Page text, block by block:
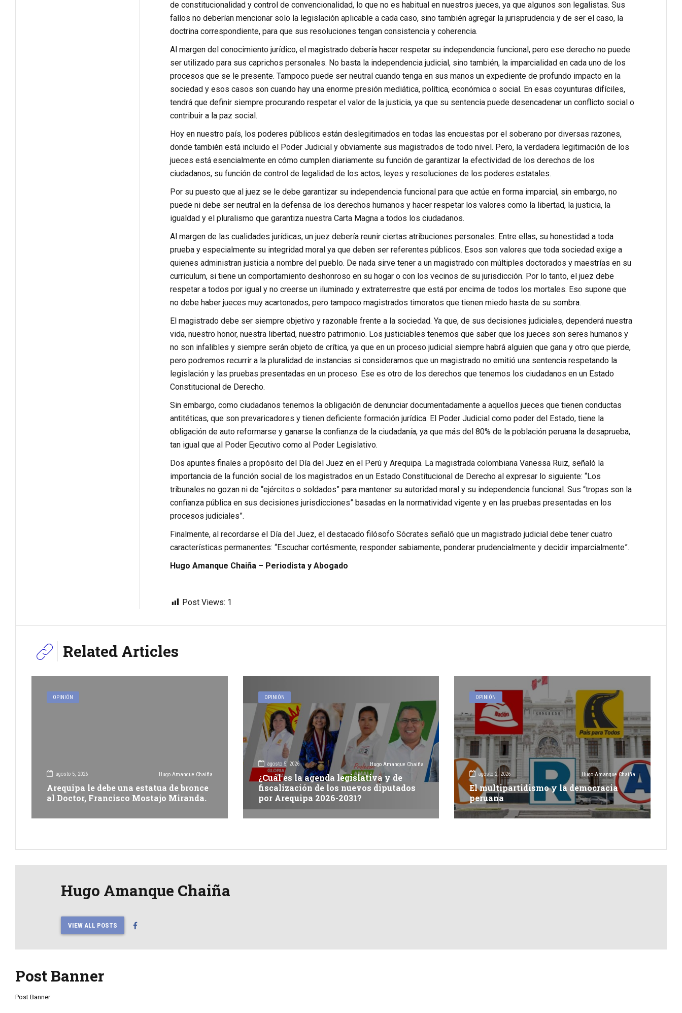
de constitucionalidad y control de convencionalidad, lo que no es habitual en nuestros jueces, ya que algunos son legalistas. Sus
fallos no deberían mencionar solo la legislación aplicable a cada caso, sino también agregar la jurisprudencia y de ser el caso, la
doctrina correspondiente, para que sus resoluciones tengan consistencia y coherencia.
Al margen del conocimiento jurídico, el magistrado debería hacer respetar su independencia funcional, pero ese derecho no puede
ser utilizado para sus caprichos personales. No basta la independencia judicial, sino también, la imparcialidad en cada uno de los
procesos que se le presente. Tampoco puede ser neutral cuando tenga en sus manos un expediente de profundo impacto en la
sociedad y esos casos son cuando hay una enorme presión mediática, política, económica o social. En esas coyunturas difíciles,
tendrá que definir siempre procurando respetar el valor de la justicia, ya que su sentencia puede desencadenar un conflicto social o
contribuir a la paz social.
Hoy en nuestro país, los poderes públicos están deslegitimados en todas las encuestas por el soberano por diversas razones,
donde también está incluido el Poder Judicial y obviamente sus magistrados de todo nivel. Pero, la verdadera legitimación de los
jueces está esencialmente en cómo cumplen diariamente su función de garantizar la efectividad de los derechos de los
ciudadanos, su función de control de legalidad de los actos, leyes y resoluciones de los poderes estatales.
Por su puesto que al juez se le debe garantizar su independencia funcional para que actúe en forma imparcial, sin embargo, no
puede ni debe ser neutral en la defensa de los derechos humanos y hacer respetar los valores como la libertad, la justicia, la
igualdad y el pluralismo que garantiza nuestra Carta Magna a todos los ciudadanos.
Al margen de las cualidades jurídicas, un juez debería reunir ciertas atribuciones personales. Entre ellas, su honestidad a toda
prueba y especialmente su integridad moral ya que deben ser referentes públicos. Esos son valores que toda sociedad exige a
quienes administran justicia a nombre del pueblo. De nada sirve tener a un magistrado con múltiples doctorados y maestrías en su
curriculum, si tiene un comportamiento deshonroso en su hogar o con los vecinos de su jurisdicción. Por lo tanto, el juez debe
respetar a todos por igual y no creerse un iluminado y extraterrestre que está por encima de todos los mortales. Eso supone que
no debe haber jueces muy acartonados, pero tampoco magistrados timoratos que tienen miedo hasta de su sombra.
El magistrado debe ser siempre objetivo y razonable frente a la sociedad. Ya que, de sus decisiones judiciales, dependerá nuestra
vida, nuestro honor, nuestra libertad, nuestro patrimonio. Los justiciables tenemos que saber que los jueces son seres humanos y
no son infalibles y siempre serán objeto de crítica, ya que en un proceso judicial siempre habrá alguien que gana y otro que pierde,
pero podremos recurrir a la pluralidad de instancias si consideramos que un magistrado no emitió una sentencia respetando la
legislación y las pruebas presentadas en un proceso. Ese es otro de los derechos que tenemos los ciudadanos en un Estado
Constitucional de Derecho.
Sin embargo, como ciudadanos tenemos la obligación de denunciar documentadamente a aquellos jueces que tienen conductas
antitéticas, que son prevaricadores y tienen deficiente formación jurídica. El Poder Judicial como poder del Estado, tiene la
obligación de auto reformarse y ganarse la confianza de la ciudadanía, ya que más del 80% de la población peruana la desaprueba,
tan igual que al Poder Ejecutivo como al Poder Legislativo.
Dos apuntes finales a propósito del Día del Juez en el Perú y Arequipa. La magistrada colombiana Vanessa Ruiz, señaló la
importancia de la función social de los magistrados en un Estado Constitucional de Derecho al expresar lo siguiente: “Los
tribunales no gozan ni de “ejércitos o soldados” para mantener su autoridad moral y su independencia funcional. Sus “tropas son la
confianza pública en sus decisiones jurisdicciones” basadas en la normatividad vigente y en las pruebas presentadas en los
procesos judiciales”.
Finalmente, al recordarse el Día del Juez, el destacado filósofo Sócrates señaló que un magistrado judicial debe tener cuatro
características permanentes: “Escuchar cortésmente, responder sabiamente, ponderar prudencialmente y decidir imparcialmente”.
Hugo Amanque Chaiña – Periodista y Abogado
Post Views: 1
Related Articles
OPINIÓN
agosto 5, 2026 Hugo Amanque Chaiña
Arequipa le debe una estatua de bronce
al Doctor, Francisco Mostajo Miranda.
OPINIÓN
agosto 5, 2026 Hugo Amanque Chaiña
¿Cuál es la agenda legislativa y de
fiscalización de los nuevos diputados
por Arequipa 2026-2031?
OPINIÓN
agosto 2, 2026 Hugo Amanque Chaiña
El multipartidismo y la democracia
peruana
Hugo Amanque Chaiña
VIEW ALL POSTS
Post Banner
Post Banner